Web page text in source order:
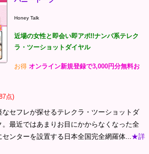
Honey Talk
近場の女性と即会い即アポ!!ナンパ系テレク
ラ・ツーショットダイヤル
お得 オンライン新規登録で3,000円分無料お
点)
セフレが探せるテレクラ・ツーショットダ
最近ではあまりお目にかからなくなった全
ンターを設置する日本全国完全網羅体... ★詳